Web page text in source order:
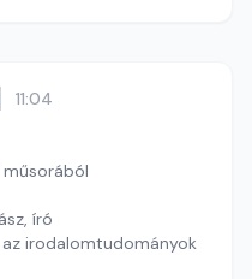
11:04
műsorából
író
az irodalomtudományok